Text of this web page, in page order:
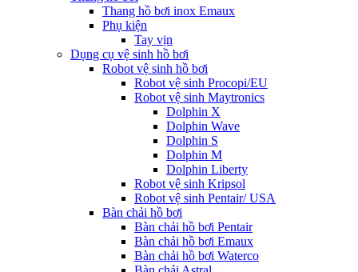
Thang hồ bơi inox Emaux
Phụ kiện
Tay vịn
Dụng cụ vệ sinh hồ bơi
Robot vệ sinh hồ bơi
Robot vệ sinh Procopi/EU
Robot vệ sinh Maytronics
Dolphin X
Dolphin Wave
Dolphin S
Dolphin M
Dolphin Liberty
Robot vệ sinh Kripsol
Robot vệ sinh Pentair/ USA
Bàn chải hồ bơi
Bàn chải hồ bơi Pentair
Bàn chải hồ bơi Emaux
Bàn chải hồ bơi Waterco